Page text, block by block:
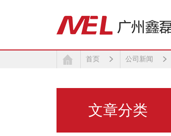
首页 公司新闻
文章分类